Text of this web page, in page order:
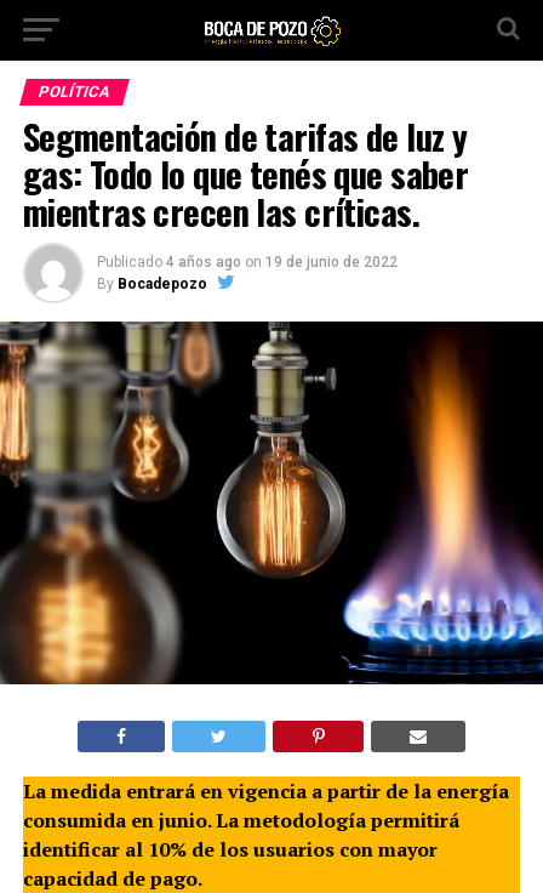
POLÍTICA
Segmentación de tarifas de luz y
gas: Todo lo que tenés que saber
mientras crecen las críticas.
Publicado 4 años ago on 19 de junio de 2022
By Bocadepozo
La medida entrará en vigencia a partir de la energía
consumida en junio. La metodología permitirá
identificar al 10% de los usuarios con mayor
capacidad de pago.